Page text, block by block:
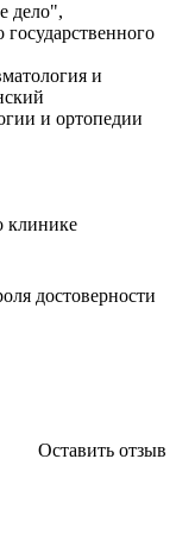
дело",
и
и ортопедии
клинике
достоверности
Оставить отзыв